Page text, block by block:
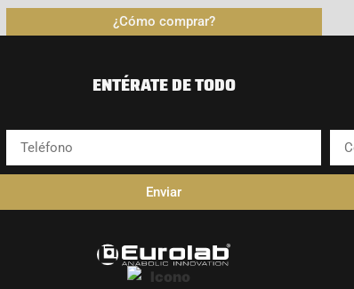
¿Cómo comprar?
ENTÉRATE DE TODO
Enviar